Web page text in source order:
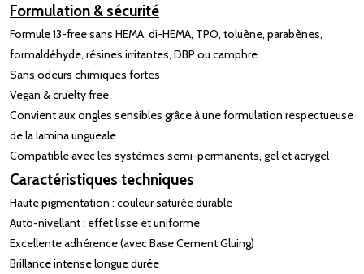
Formulation & sécurité
Formule 13-free sans HEMA, di-HEMA, TPO, toluène, parabènes,
formaldéhyde, résines irritantes, DBP ou camphre
Sans odeurs chimiques fortes
Vegan & cruelty free
Convient aux ongles sensibles grâce à une formulation respectueuse
de la lamina ungueale
Compatible avec les systèmes semi-permanents, gel et acrygel
Caractéristiques techniques
Haute pigmentation : couleur saturée durable
Auto-nivellant : effet lisse et uniforme
Excellente adhérence (avec Base Cement Gluing)
Brillance intense longue durée